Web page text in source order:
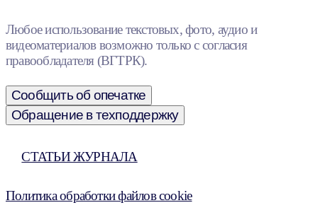
Любое использование текстовых, фото, аудио и
видеоматериалов возможно только с согласия
правообладателя (ВГТРК).
Сообщить об опечатке
Обращение в техподдержку
СТАТЬИ ЖУРНАЛА
Политика обработки файлов cookie